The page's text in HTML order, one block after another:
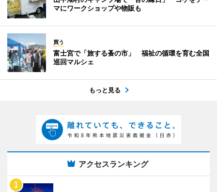
マにワークショップや物販も
買う
富士宮で「旅する蚤の市」 福祉の循環を育む全国
巡回マルシェ
もっと見る
アクセスランキング